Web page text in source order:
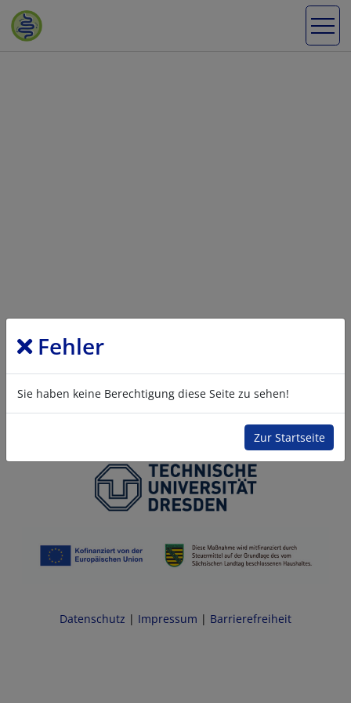
Fehler
Sie haben keine Berechtigung diese Seite zu sehen!
Zur Startseite
Datenschutz | Impressum | Barrierefreiheit